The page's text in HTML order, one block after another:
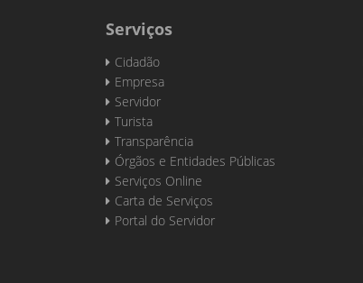
Serviços
Cidadão
Empresa
Servidor
Turista
Transparência
Órgãos e Entidades Públicas
Serviços Online
Carta de Serviços
Portal do Servidor